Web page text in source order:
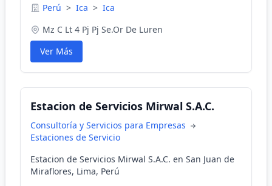
Perú > Ica > Ica
Mz C Lt 4 Pj Pj Se.Or De Luren
Ver Más
Estacion de Servicios Mirwal S.A.C.
Consultoría y Servicios para Empresas
Estaciones de Servicio
Estacion de Servicios Mirwal S.A.C. en San Juan de
Miraflores, Lima, Perú